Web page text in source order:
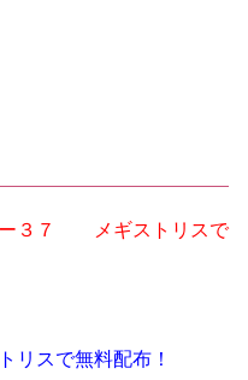
ー３７ メギストリスで
スで無料配布！